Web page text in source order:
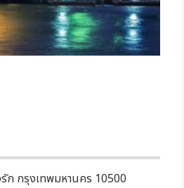
ก กรุงเทพมหานคร 10500